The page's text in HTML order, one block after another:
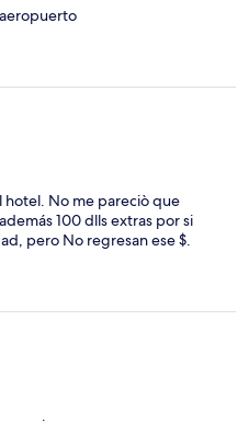
hotel. No me pareciò que
100 dlls extras por si
pero No regresan ese $.